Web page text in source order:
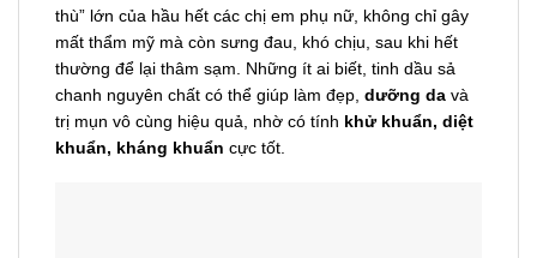
thù” lớn của hầu hết các chị em phụ nữ, không chỉ gây
mất thẩm mỹ mà còn sưng đau, khó chịu, sau khi hết
thường để lại thâm sạm. Những ít ai biết, tinh dầu sả
chanh nguyên chất có thể giúp làm đẹp, dưỡng da và
trị mụn vô cùng hiệu quả, nhờ có tính khử khuẩn, diệt
khuẩn, kháng khuẩn cực tốt.